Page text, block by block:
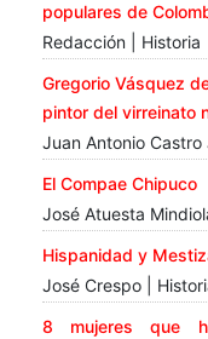
populares de
Redacción | Historia
Gregorio Vásquez
pintor del virreinato
Juan Antonio
El Compae Chipuco
José Atuesta
Hispanidad y
José Crespo |
8 mujeres que